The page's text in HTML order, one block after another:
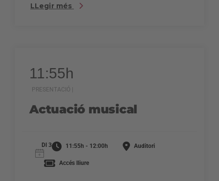
LLegir més
11:55h
PRESENTACIÓ |
Actuació musical
Dl 3 11:55h - 12:00h Auditori
Accés lliure